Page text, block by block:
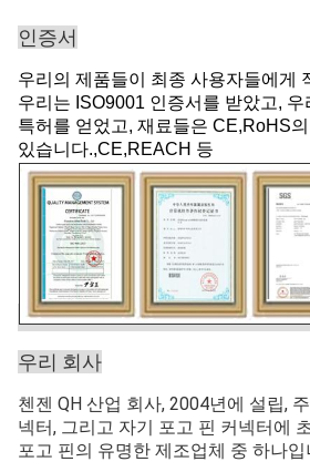
인증서
우리의 제품들이 최종 사용자들에게
우리는 ISO9001 인증서를 받았고,
특허를 얻었고, 재료들은 CE,RoHS
있습니다.,CE,REACH 등
우리 회사
첸젠 QH 산업 회사, 2004년에 설립,
넥터, 그리고 자기 포고 핀 커넥터에
포고 핀의 유명한 제조업체 중 하나입